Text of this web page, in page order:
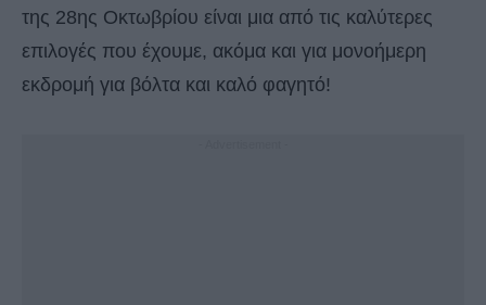
της 28ης Οκτωβρίου είναι μια από τις καλύτερες
επιλογές που έχουμε, ακόμα και για μονοήμερη
εκδρομή για βόλτα και καλό φαγητό!